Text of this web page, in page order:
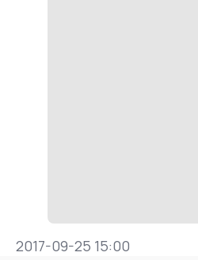
2017-09-25 15:00